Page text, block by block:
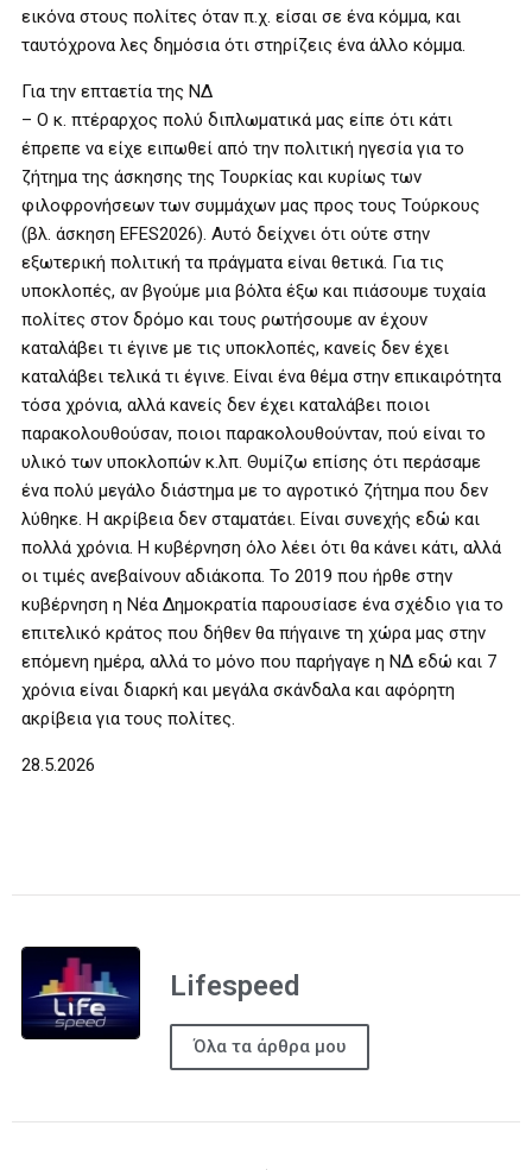
εικόνα στους πολίτες όταν π.χ. είσαι σε ένα κόμμα, και
ταυτόχρονα λες δημόσια ότι στηρίζεις ένα άλλο κόμμα.
Για την επταετία της ΝΔ
– Ο κ. πτέραρχος πολύ διπλωματικά μας είπε ότι κάτι
έπρεπε να είχε ειπωθεί από την πολιτική ηγεσία για το
ζήτημα της άσκησης της Τουρκίας και κυρίως των
φιλοφρονήσεων των συμμάχων μας προς τους Τούρκους
(βλ. άσκηση EFES2026). Αυτό δείχνει ότι ούτε στην
εξωτερική πολιτική τα πράγματα είναι θετικά. Για τις
υποκλοπές, αν βγούμε μια βόλτα έξω και πιάσουμε τυχαία
πολίτες στον δρόμο και τους ρωτήσουμε αν έχουν
καταλάβει τι έγινε με τις υποκλοπές, κανείς δεν έχει
καταλάβει τελικά τι έγινε. Είναι ένα θέμα στην επικαιρότητα
τόσα χρόνια, αλλά κανείς δεν έχει καταλάβει ποιοι
παρακολουθούσαν, ποιοι παρακολουθούνταν, πού είναι το
υλικό των υποκλοπών κ.λπ. Θυμίζω επίσης ότι περάσαμε
ένα πολύ μεγάλο διάστημα με το αγροτικό ζήτημα που δεν
λύθηκε. Η ακρίβεια δεν σταματάει. Είναι συνεχής εδώ και
πολλά χρόνια. Η κυβέρνηση όλο λέει ότι θα κάνει κάτι, αλλά
οι τιμές ανεβαίνουν αδιάκοπα. Το 2019 που ήρθε στην
κυβέρνηση η Νέα Δημοκρατία παρουσίασε ένα σχέδιο για το
επιτελικό κράτος που δήθεν θα πήγαινε τη χώρα μας στην
επόμενη ημέρα, αλλά το μόνο που παρήγαγε η ΝΔ εδώ και 7
χρόνια είναι διαρκή και μεγάλα σκάνδαλα και αφόρητη
ακρίβεια για τους πολίτες.
28.5.2026
Lifespeed
Όλα τα άρθρα μου